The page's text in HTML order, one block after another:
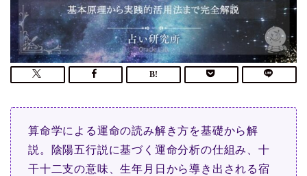
算命学による運命の読み解き方を基礎から解
説。陰陽五行説に基づく運命分析の仕組み、十
干十二支の意味、生年月日から導き出される宿